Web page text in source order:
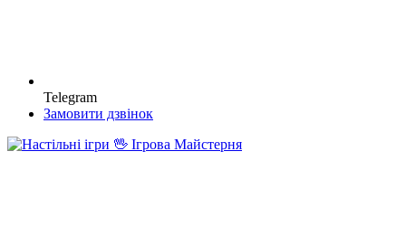
Telegram
Замовити дзвінок